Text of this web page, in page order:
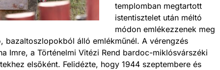
templomban megtartott
istentisztelet után méltó
módon emlékezzenek meg
bazaltoszlopokból álló emlékműnél. A vérengzés
Imre, a Történelmi Vitézi Rend bardoc-miklósvárszéki
elsőként. Felidézte, hogy 1944 szeptembere és